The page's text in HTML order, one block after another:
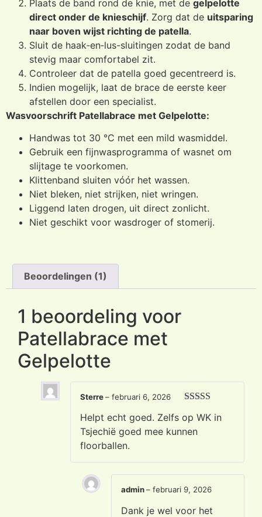
Plaats de band rond de knie, met de gelpelotte
direct onder de knieschijf. Zorg dat de uitsparing
naar boven wijst richting de patella.
Sluit de haak‑en‑lus-sluitingen zodat de band
stevig maar comfortabel zit.
Controleer dat de patella goed gecentreerd is.
Indien mogelijk, laat de brace de eerste keer
afstellen door een specialist.
Wasvoorschrift Patellabrace met Gelpelotte:
Handwas tot 30 °C met een mild wasmiddel.
Gebruik een fijnwasprogramma of wasnet om
slijtage te voorkomen.
Klittenband sluiten vóór het wassen.
Niet bleken, niet strijken, niet wringen.
Liggend laten drogen, uit direct zonlicht.
Niet geschikt voor wasdroger of stomerij.
Beoordelingen (1)
1 beoordeling voor
Patellabrace met
Gelpelotte
uit 5
Sterre– februari 6, 2026
Helpt echt goed. Zelfs op WK in
Tsjechië goed mee kunnen
floorballen.
admin– februari 9, 2026
Dank je wel voor het